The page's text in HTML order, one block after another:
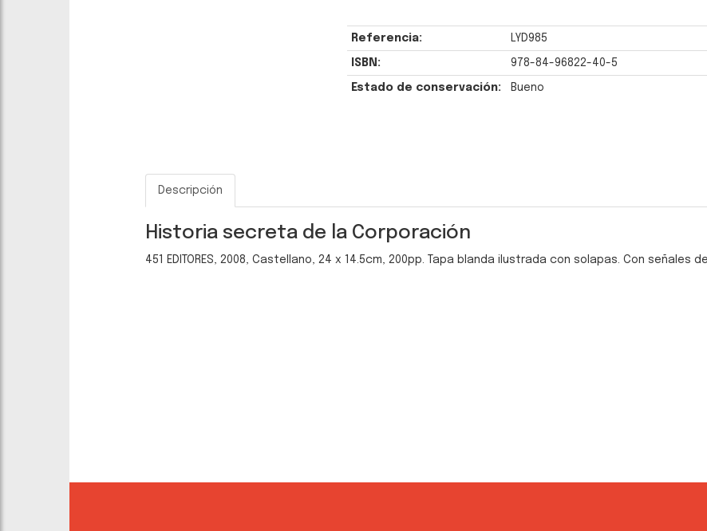
Referencia: LYD985
ISBN: 978-84-96822-40-5
Estado de conservación: Bueno
Descripción
Historia secreta de la Corporación
451 EDITORES, 2008, Castellano, 24 x 14.5cm, 200pp. Tapa blanda ilustrada con solapas. Con señales